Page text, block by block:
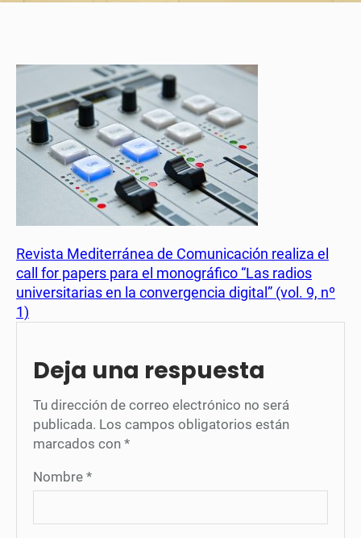
Revista Mediterránea de Comunicación realiza el
call for papers para el monográfico “Las radios
universitarias en la convergencia digital” (vol. 9, nº
1)
Deja una respuesta
Tu dirección de correo electrónico no será
publicada. Los campos obligatorios están
marcados con *
Nombre *